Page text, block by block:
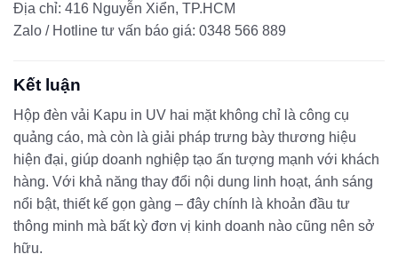
Địa chỉ: 416 Nguyễn Xiển, TP.HCM
Zalo / Hotline tư vấn báo giá: 0348 566 889
Kết luận
Hộp đèn vải Kapu in UV hai mặt không chỉ là công cụ
quảng cáo, mà còn là giải pháp trưng bày thương hiệu
hiện đại, giúp doanh nghiệp tạo ấn tượng mạnh với khách
hàng. Với khả năng thay đổi nội dung linh hoạt, ánh sáng
nổi bật, thiết kế gọn gàng – đây chính là khoản đầu tư
thông minh mà bất kỳ đơn vị kinh doanh nào cũng nên sở
hữu.